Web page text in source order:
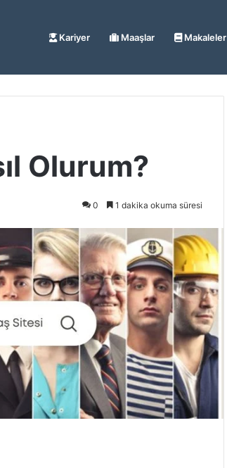
Kariyer Maaşlar Makaleler
Olurum?
0 1 dakika okuma süresi